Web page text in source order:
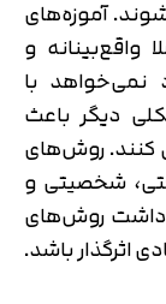
آموزه‌های
واقع‌بینانه و
نمی‌خواهد با
دیگر باعث
کنند. روش‌های
شخصیتی و
داشت روش‌های
اثرگذار باشد.